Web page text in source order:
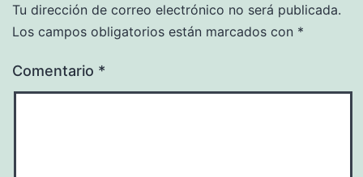
Tu dirección de correo electrónico no será publicada.
Los campos obligatorios están marcados con *
Comentario *